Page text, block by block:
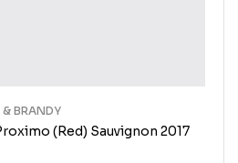
(Red) Sauvignon 2017
BRANDY